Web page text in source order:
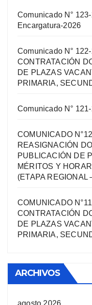
Comunicado N°
Encargatura-2026
Comunicado N°
CONTRATACIÓN
DE PLAZAS
PRIMARIA,
Comunicado N°
COMUNICADO
REASIGNACIÓN
PUBLICACIÓN DE
MÉRITOS Y
(ETAPA REGIONAL
COMUNICADO
CONTRATACIÓN
DE PLAZAS
PRIMARIA,
ARCHIVOS
agosto 2026